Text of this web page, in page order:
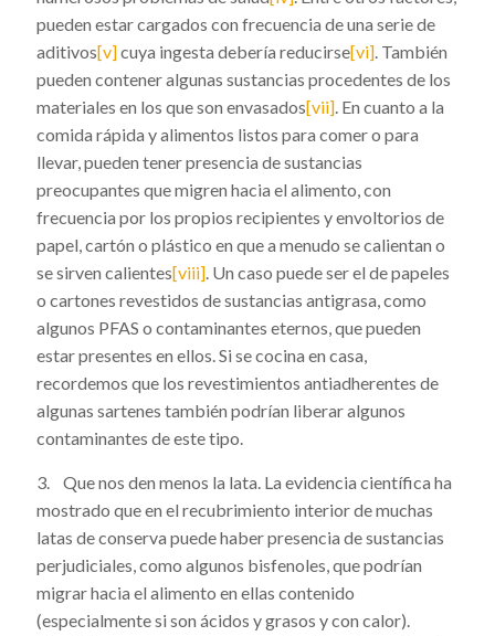
pueden estar cargados con frecuencia de una serie de
aditivos[v]cuya ingesta debería reducirse[vi]. También
pueden contener algunas sustancias procedentes de los
materiales en los que son envasados[vii]. En cuanto a la
comida rápida y alimentos listos para comer o para
llevar, pueden tener presencia de sustancias
preocupantes que migren hacia el alimento, con
frecuencia por los propios recipientes y envoltorios de
papel, cartón o plástico en que a menudo se calientan o
se sirven calientes[viii]. Un caso puede ser el de papeles
o cartones revestidos de sustancias antigrasa, como
algunos PFAS o contaminantes eternos, que pueden
estar presentes en ellos. Si se cocina en casa,
recordemos que los revestimientos antiadherentes de
algunas sartenes también podrían liberar algunos
contaminantes de este tipo.
3. Que nos den menos la lata. La evidencia científica ha
mostrado que en el recubrimiento interior de muchas
latas de conserva puede haber presencia de sustancias
perjudiciales, como algunos bisfenoles, que podrían
migrar hacia el alimento en ellas contenido
(especialmente si son ácidos y grasos y con calor).